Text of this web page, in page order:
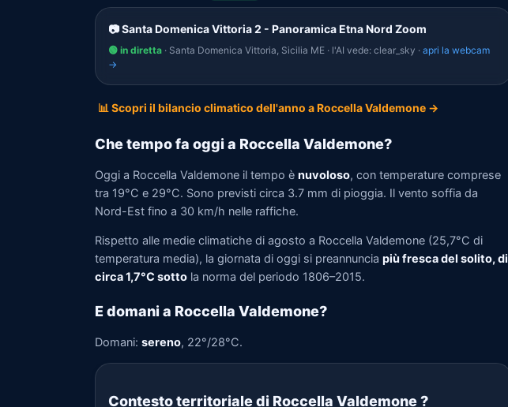
📷 Santa Domenica Vittoria 2 - Panoramica Etna Nord Zoom
🟢 in diretta · Santa Domenica Vittoria, Sicilia ME · l'AI vede: clear_sky · apri la webcam
→
📊 Scopri il bilancio climatico dell'anno a Roccella Valdemone →
Che tempo fa oggi a Roccella Valdemone?
Oggi a Roccella Valdemone il tempo è nuvoloso, con temperature comprese
tra 19°C e 29°C. Sono previsti circa 3.7 mm di pioggia. Il vento soffia da
Nord-Est fino a 30 km/h nelle raffiche.
Rispetto alle medie climatiche di agosto a Roccella Valdemone (25,7°C di
temperatura media), la giornata di oggi si preannuncia più fresca del solito, di
circa 1,7°C sotto la norma del periodo 1806–2015.
E domani a Roccella Valdemone?
Domani: sereno, 22°/28°C.
Contesto territoriale di Roccella Valdemone?